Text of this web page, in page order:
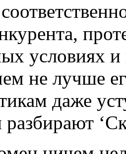
условиях
не лучше
даже
разбирают